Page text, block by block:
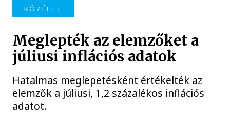
KÖZÉLET
Meglepték az elemzőket a
júliusi inflációs adatok
Hatalmas meglepetésként értékelték az
elemzők a júliusi, 1,2 százalékos inflációs
adatot.